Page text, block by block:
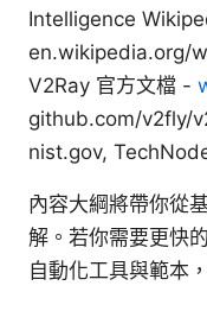
Intelligence
en.wikipedia.org/
V2Ray 官方文檔 -
github.com/v2fly/
nist.gov,
內容大綱將帶你從
解。若你需要更快
自動化工具與範本